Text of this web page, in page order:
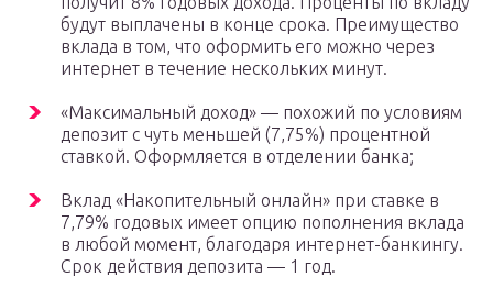
будут выплачены в конце срока. Преимущество
вклада в том, что оформить его можно через
интернет в течение нескольких минут.
«Максимальный доход» — похожий по условиям
депозит с чуть меньшей (7,75%) процентной
ставкой. Оформляется в отделении банка;
Вклад «Накопительный онлайн» при ставке в
7,79% годовых имеет опцию пополнения вклада
в любой момент, благодаря интернет-банкингу.
Срок действия депозита — 1 год.